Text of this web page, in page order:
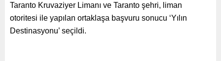
Taranto Kruvaziyer Limanı ve Taranto şehri, liman
otoritesi ile yapılan ortaklaşa başvuru sonucu ‘Yılın
Destinasyonu’ seçildi.